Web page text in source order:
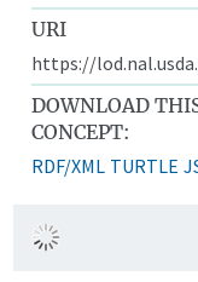
URI
https://
DOWNLOAD
CONCEPT:
RDF/XML TURTLE